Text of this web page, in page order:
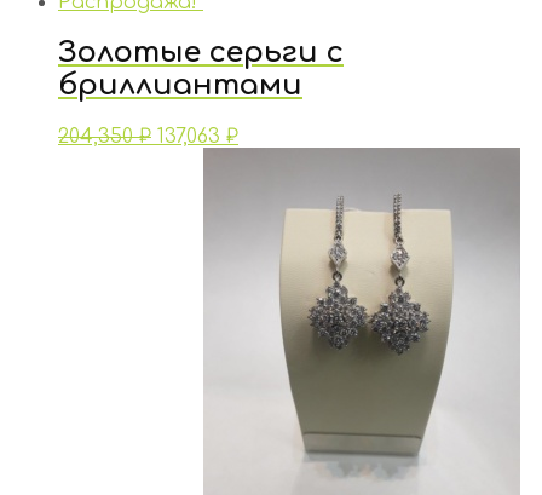
Золотые серьги с
бриллиантами
204,350₽ 137,063 ₽